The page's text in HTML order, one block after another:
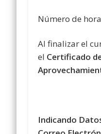
Número de
Al finalizar el
el Certificado
Indicando